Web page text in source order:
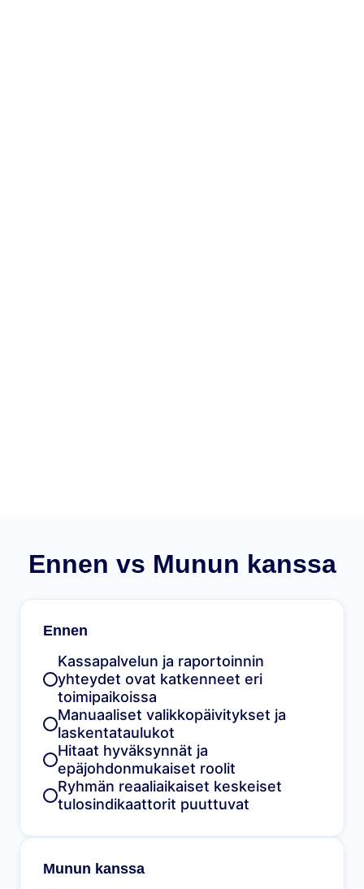
Ennen vs Munun kanssa
Ennen
Kassapalvelun ja raportoinnin
yhteydet ovat katkenneet eri
toimipaikoissa
Manuaaliset valikkopäivitykset ja
laskentataulukot
Hitaat hyväksynnät ja
epäjohdonmukaiset roolit
Ryhmän reaaliaikaiset keskeiset
tulosindikaattorit puuttuvat
Munun kanssa